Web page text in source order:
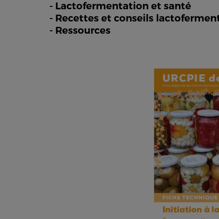
- Lactofermentation et santé
- Recettes et conseils
- Ressources